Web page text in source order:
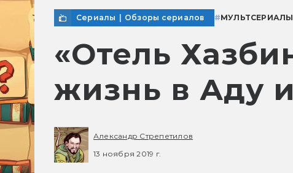
Сериалы Обзоры сериалов #МУЛЬТСЕРИАЛЫ
«Отель
жизнь в Аду и
Александр Стрепетилов
13 ноября 2019 г.